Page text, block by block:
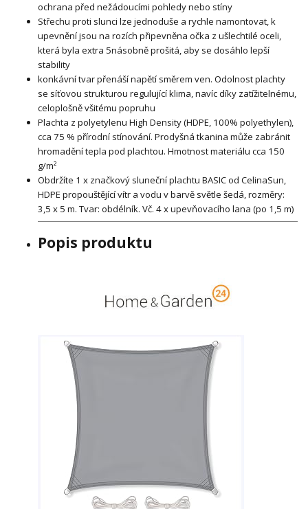
ochrana před nežádoucími pohledy nebo stíny
Střechu proti slunci lze jednoduše a rychle namontovat, k
upevnění jsou na rozích připevněna očka z ušlechtilé oceli,
která byla extra 5násobně prošitá, aby se dosáhlo lepší
stability
konkávní tvar přenáší napětí směrem ven. Odolnost plachty
se síťovou strukturou regulující klima, navíc díky zatížitelnému,
celoplošně všitému popruhu
Plachta z polyetylenu High Density (HDPE, 100% polyethylen),
cca 75 % přírodní stínování. Prodyšná tkanina může zabránit
hromadění tepla pod plachtou. Hmotnost materiálu cca 150
g/m²
Obdržíte 1 x značkový sluneční plachtu BASIC od CelinaSun,
HDPE propouštějící vítr a vodu v barvě světle šedá, rozměry:
3,5 x 5 m. Tvar: obdélník. Vč. 4 x upevňovacího lana (po 1,5 m)
Popis produktu